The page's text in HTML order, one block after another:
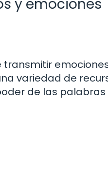
y emociones
variedad de
de las palabras